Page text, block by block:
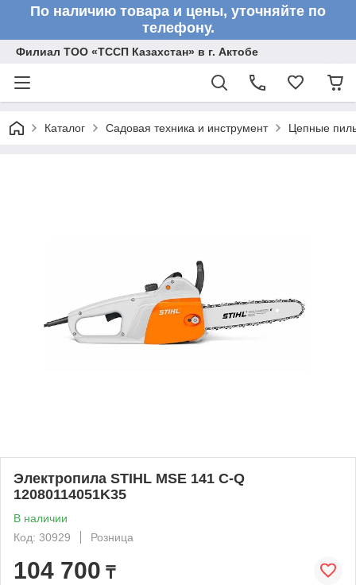
По наличию товара и цены, уточняйте по
телефону.
Филиал ТОО «ТССП Казахстан» в г. Актобе
Каталог Садовая техника и инструмент Цепные
Электропила STIHL MSE 141 C-Q
12080114051K35
В наличии
Код: 30929
Розница
104 700 ₸